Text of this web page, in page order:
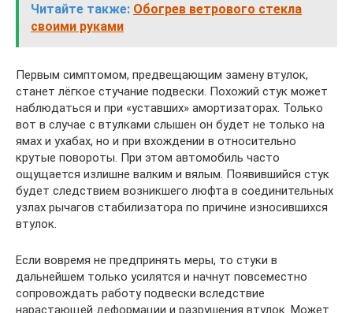
Читайте также: Обогрев ветрового стекла
своими руками
Первым симптомом, предвещающим замену втулок,
станет лёгкое стучание подвески. Похожий стук может
наблюдаться и при «уставших» амортизаторах. Только
вот в случае с втулками слышен он будет не только на
ямах и ухабах, но и при вхождении в относительно
крутые повороты. При этом автомобиль часто
ощущается излишне валким и вялым. Появившийся стук
будет следствием возникшего люфта в соединительных
узлах рычагов стабилизатора по причине износившихся
втулок.
Если вовремя не предпринять меры, то стуки в
дальнейшем только усилятся и начнут повсеместно
сопровождать работу подвески вследствие
нарастающей деформации и разрушения втулок. Может